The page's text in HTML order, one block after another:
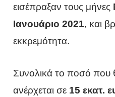
εισέπραξαν τους μήνες
Ιανουάριο 2021, και
εκκρεμότητα.
Συνολικά το ποσό που
ανέρχεται σε 15 εκατ.